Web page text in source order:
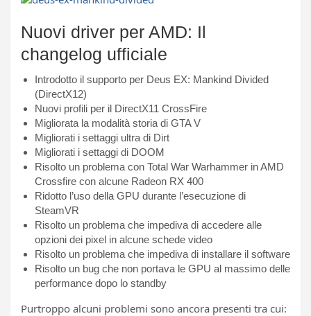
Nuovi driver per AMD: Il
changelog ufficiale
Introdotto il supporto per Deus EX: Mankind Divided
(DirectX12)
Nuovi profili per il DirectX11 CrossFire
Migliorata la modalità storia di GTA V
Migliorati i settaggi ultra di Dirt
Migliorati i settaggi di DOOM
Risolto un problema con Total War Warhammer in AMD
Crossfire con alcune Radeon RX 400
Ridotto l’uso della GPU durante l’esecuzione di
SteamVR
Risolto un problema che impediva di accedere alle
opzioni dei pixel in alcune schede video
Risolto un problema che impediva di installare il software
Risolto un bug che non portava le GPU al massimo delle
performance dopo lo standby
Purtroppo alcuni problemi sono ancora presenti tra cui: